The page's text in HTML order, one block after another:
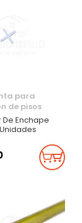
para
de pisos
Enchape